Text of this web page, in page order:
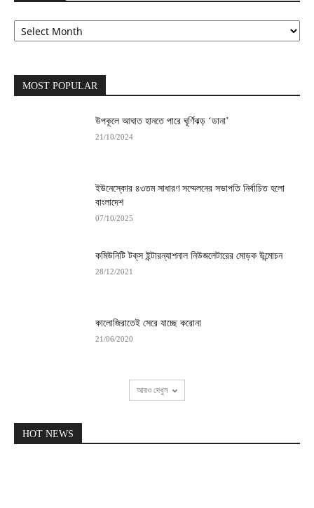
Archives
MOST POPULAR
উপকূলে আঘাত হানতে পারে ঘূর্ণিঝড় ‘ডানা’
21/10/2024
ইউনেস্কোর ৪৩তম সাধারণ সম্মেলনের সভাপতি নির্বাচিত হলো
বাংলাদেশ
07/10/2025
কমিউনিটি টক্‌স ইন্টারন্যাশনাল নিউজলেটারের মোড়ক উন্মোচন
28/12/2021
কালোজিরাতেই সেরে যাচ্ছে করোনা
21/06/2020
আরও দেখুন
HOT NEWS